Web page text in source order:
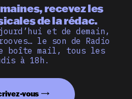
recevez les
de la rédac.
et de demain,
le son de Radio
boîte mail, tous les
à 18h.
vous